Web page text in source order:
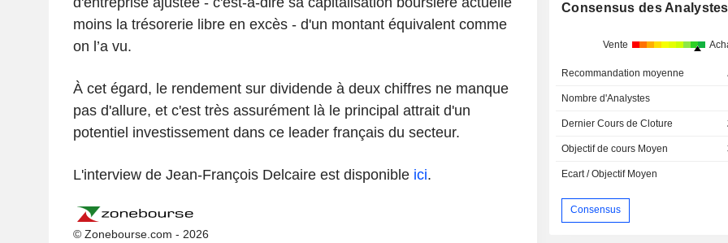
moins la trésorerie libre en excès - d'un montant équivalent comme
on l’a vu.
À cet égard, le rendement sur dividende à deux chiffres ne manque
pas d'allure, et c'est très assurément là le principal attrait d'un
potentiel investissement dans ce leader français du secteur.
L'interview de Jean-François Delcaire est disponible ici.
© Zonebourse.com - 2026
Consensus des Analystes
Vente
Recommandation moyenne
Nombre d'Analystes
Dernier Cours de Cloture
Objectif de cours Moyen
Ecart / Objectif Moyen
Consensus